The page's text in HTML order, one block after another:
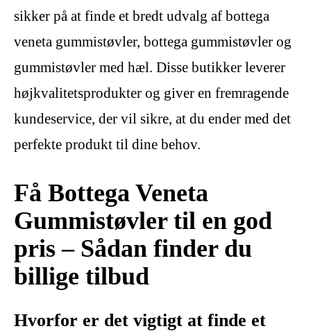
sikker på at finde et bredt udvalg af bottega
veneta gummistøvler, bottega gummistøvler og
gummistøvler med hæl. Disse butikker leverer
højkvalitetsprodukter og giver en fremragende
kundeservice, der vil sikre, at du ender med det
perfekte produkt til dine behov.
Få Bottega Veneta
Gummistøvler til en god
pris – Sådan finder du
billige tilbud
Hvorfor er det vigtigt at finde et